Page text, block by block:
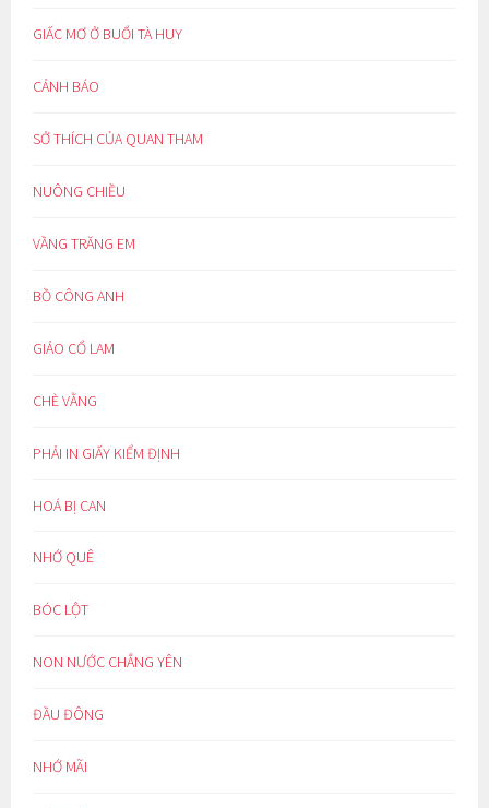
GIẤC MƠ Ở BUỔI TÀ HUY
CẢNH BÁO
SỞ THÍCH CỦA QUAN THAM
NUÔNG CHIỀU
VẦNG TRĂNG EM
BỒ CÔNG ANH
GIẢO CỔ LAM
CHÈ VẰNG
PHẢI IN GIẤY KIỂM ĐỊNH
HOÁ BỊ CAN
NHỚ QUÊ
BÓC LỘT
NON NƯỚC CHẲNG YÊN
ĐẦU ĐÔNG
NHỚ MÃI